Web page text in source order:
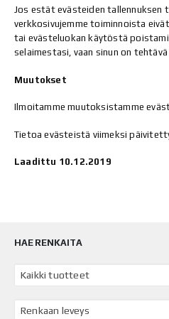
Jos estät evästeiden
verkkosivujemme toiminnoista
tai evästeluokan käytöstä
selaimestasi, vaan sinun on
Muutokset
Ilmoitamme muutoksistamme
Tietoa evästeistä viimeksi
Laadittu 10.12.2019
HAE RENKAITA
Kaikki tuotteet
Renkaan leveys